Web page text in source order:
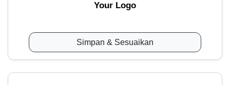
Your Logo
Simpan & Sesuaikan